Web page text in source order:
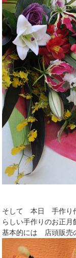
そして 本日 手作り
らしい手作りのお正月
基本的には 店頭販売